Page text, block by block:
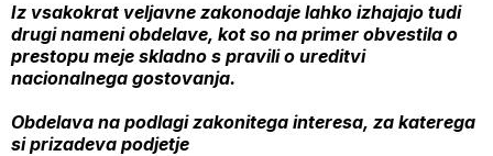
Iz vsakokrat veljavne zakonodaje lahko izhajajo tudi
drugi nameni obdelave, kot so na primer obvestila o
prestopu meje skladno s pravili o ureditvi
nacionalnega gostovanja.
Obdelava na podlagi zakonitega interesa, za katerega
si prizadeva podjetje